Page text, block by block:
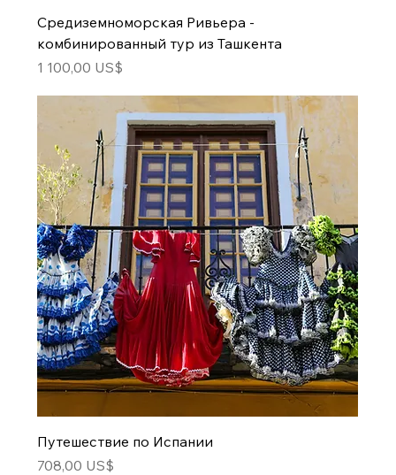
Средиземноморская Ривьера -
комбинированный тур из Ташкента
Цена
1 100,00 US$
Путешествие по Испании
Цена
708,00 US$